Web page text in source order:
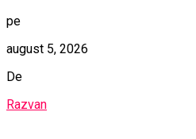
pe
august 5, 2026
De
Razvan